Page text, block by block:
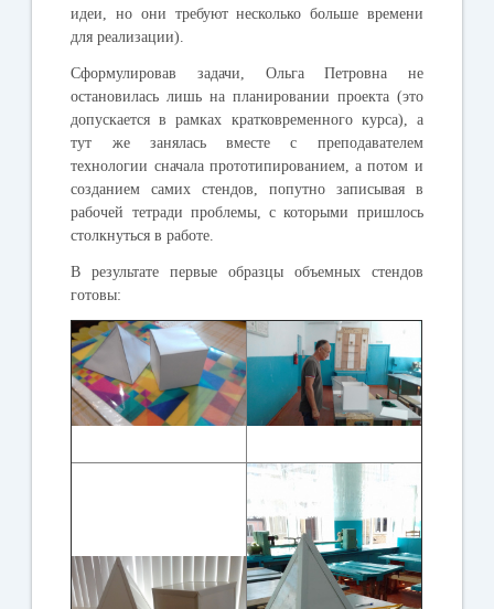
идеи, но они требуют несколько больше времени
для реализации).
Сформулировав задачи, Ольга Петровна не
остановилась лишь на планировании проекта (это
допускается в рамках кратковременного курса), а
тут же занялась вместе с преподавателем
технологии сначала прототипированием, а потом и
созданием самих стендов, попутно записывая в
рабочей тетради проблемы, с которыми пришлось
столкнуться в работе.
В результате первые образцы объемных стендов
готовы: